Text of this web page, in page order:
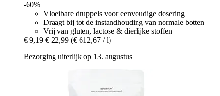
-60%
Vloeibare druppels voor eenvoudige dosering
Draagt bij tot de instandhouding van normale botten
Vrij van gluten, lactose & dierlijke stoffen
€ 9,19 € 22,99 (€ 612,67 / l)
Bezorging uiterlijk op 13. augustus